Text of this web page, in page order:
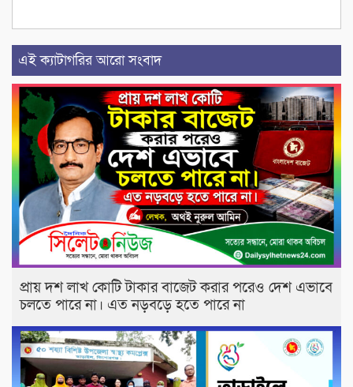
এই ক্যাটাগরির আরো সংবাদ
প্রায় দশ লাখ কোটি টাকার বাজেট করার পরেও দেশ এভাবে
চলতে পারে না। এত নড়বড়ে হতে পারে না